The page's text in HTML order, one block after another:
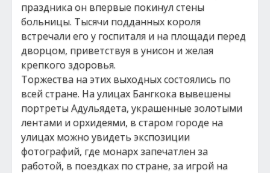
праздника он впервые покинул стены
больницы. Тысячи подданных короля
встречали его у госпиталя и на площади перед
дворцом, приветствуя в унисон и желая
крепкого здоровья.
Торжества на этих выходных состоялись по
всей стране. На улицах Бангкока вывешены
портреты Адульядета, украшенные золотыми
лентами и орхидеями, в старом городе на
улицах можно увидеть экспозиции
фотографий, где монарх запечатлен за
работой, в поездках по стране, за игрой на